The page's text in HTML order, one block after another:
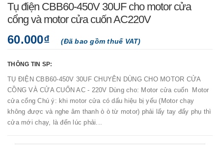
Tụ điện CBB60-450V 30UF cho motor cửa
cổng và motor cửa cuốn AC220V
60.000₫ (Đã bao gồm thuế VAT)
THÔNG TIN SP:
TỤ ĐIỆN CBB60-450V 30UF CHUYÊN DÙNG CHO MOTOR CỬA
CỒNG VÀ CỬA CUỐN AC - 220V Dùng cho: Motor cửa cuốn Motor
cửa cổng Chú ý: khi motor cửa có dấu hiệu bị yếu (Motor chạy
không được và nghe âm thanh ò ò từ motor) phải lấy tay đẩy phụ thì
cửa mới chạy, là đến lúc phải...